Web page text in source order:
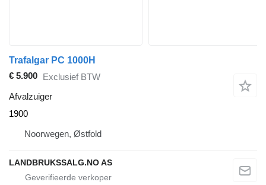
Trafalgar PC 1000H
€ 5.900 Exclusief BTW
Afvalzuiger
1900
Noorwegen, Østfold
LANDBRUKSSALG.NO AS